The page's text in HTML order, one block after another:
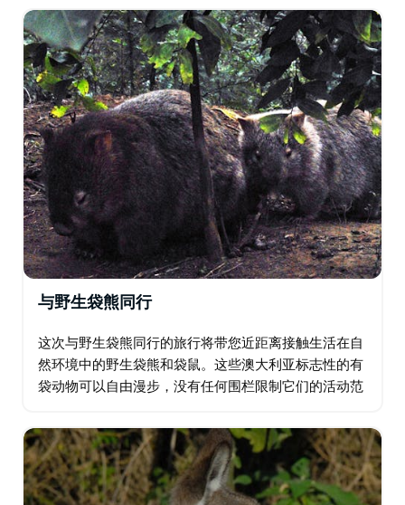
道吗？世界上六分之一的鹦鹉都生活在澳大利亚…
与野生袋熊同行
这次与野生袋熊同行的旅行将带您近距离接触生活在自
然环境中的野生袋熊和袋鼠。这些澳大利亚标志性的有
袋动物可以自由漫步，没有任何围栏限制它们的活动范
熊）为重点，但您也有机会看到其他澳大利亚本土动
物…